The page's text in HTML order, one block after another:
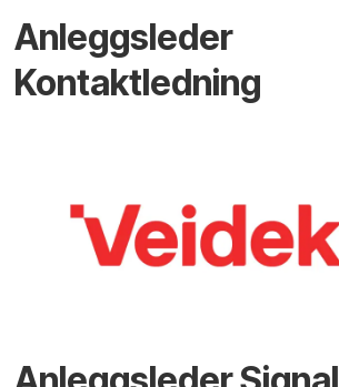
Anleggsleder
Kontaktledning